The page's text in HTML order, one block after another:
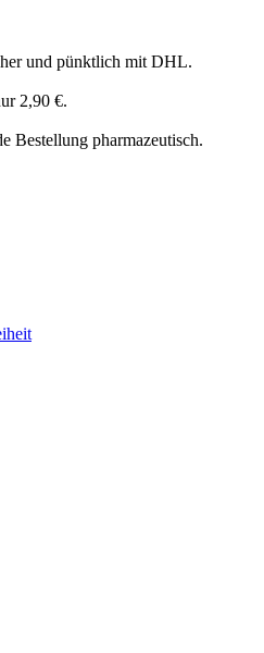
und pünktlich mit DHL.
2,90 €.
Bestellung pharmazeutisch.